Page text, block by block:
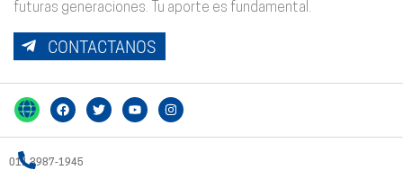
futuras generaciones. Tu aporte es fundamental.
CONTACTANOS
011 3987-1945